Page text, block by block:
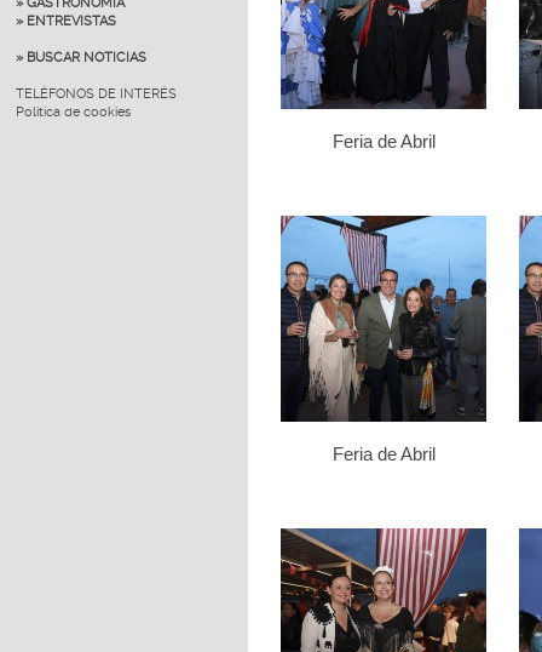
» ENTREVISTAS
» BUSCAR NOTICIAS
TELÉFONOS DE INTERÉS
Política de cookies
Feria de Abril
Feria de Abril